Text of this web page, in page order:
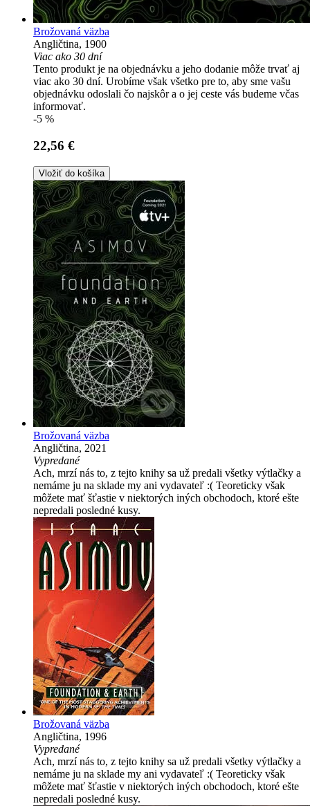
Brožovaná väzba
Angličtina, 1900
Viac ako 30 dní
Tento produkt je na objednávku a jeho dodanie môže trvať aj
viac ako 30 dní. Urobíme však všetko pre to, aby sme vašu
objednávku odoslali čo najskôr a o jej ceste vás budeme včas
informovať.
-5 %
22,56 €
Vložiť do košíka
Brožovaná väzba
Angličtina, 2021
Vypredané
Ach, mrzí nás to, z tejto knihy sa už predali všetky výtlačky a
nemáme ju na sklade my ani vydavateľ :( Teoreticky však
môžete mať šťastie v niektorých iných obchodoch, ktoré ešte
nepredali posledné kusy.
Brožovaná väzba
Angličtina, 1996
Vypredané
Ach, mrzí nás to, z tejto knihy sa už predali všetky výtlačky a
nemáme ju na sklade my ani vydavateľ :( Teoreticky však
môžete mať šťastie v niektorých iných obchodoch, ktoré ešte
nepredali posledné kusy.